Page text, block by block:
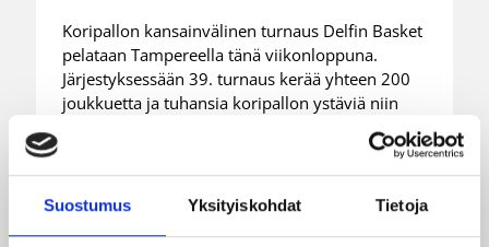
Suostumus Yksityiskohdat Tietoja
Koripallon kansainvälinen turnaus Delfin Basket
pelataan Tampereella tänä viikonloppuna.
Järjestyksessään 39. turnaus kerää yhteen 200
joukkuetta ja tuhansia koripallon ystäviä niin